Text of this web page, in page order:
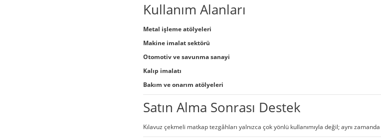
Kullanım Alanları
Metal işleme atölyeleri
Makine imalat sektörü
Otomotiv ve savunma sanayi
Kalıp imalatı
Bakım ve onarım atölyeleri
Satın Alma Sonrası Destek
Kılavuz çekmeli matkap tezgâhları yalnızca çok yönlü kullanımıyla değil; aynı zamanda